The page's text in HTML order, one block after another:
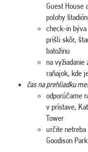
Guest House
polohy
check-in
prišli skôr,
batožinu
na
raňajok, kde
čas na prehliadku
odporúčame
v prístave,
Tower
určite
Goodison Park